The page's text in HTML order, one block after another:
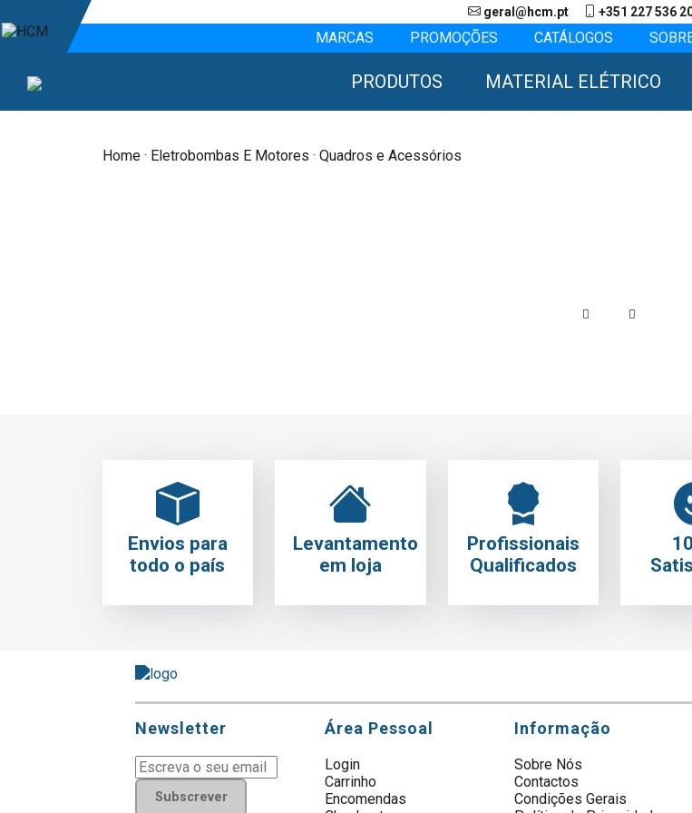
geral@hcm.pt +351 227 536
MARCAS
PROMOÇÕES CATÁLOGOS
PRODUTOS MATERIAL ELÉTRICO
Home· Eletrobombas E Motores · Quadros e Acessórios
Envios para
todo o país
Levantamento
em loja
Profissionais
Qualificados
Newsletter
Subscrever
Área Pessoal
Login
Carrinho
Encomendas
Informação
Sobre Nós
Contactos
Condições Gerais